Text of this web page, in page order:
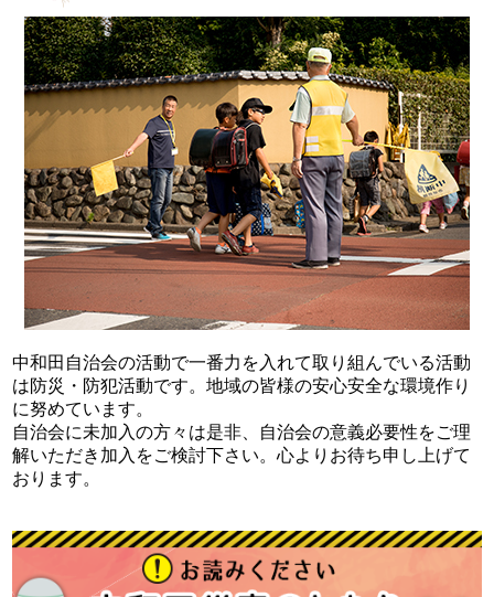
中和田自治会の活動で一番力を入れて取り組んでいる活動
は防災・防犯活動です。地域の皆様の安心安全な環境作り
に努めています。
自治会に未加入の方々は是非、自治会の意義必要性をご理
解いただき加入をご検討下さい。心よりお待ち申し上げて
おります。